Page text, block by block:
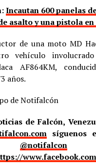
Incautan 600 panelas
asalto y una pistola
de una moto MD
vehículo
AF864KM,
años.
de Notifalcón
de Falcón,
síguenos
@notifalcony
www.facebook.com